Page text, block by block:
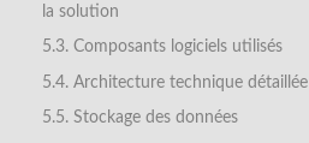
la solution
5.3. Composants logiciels utilisés
5.4. Architecture technique détaillée
5.5. Stockage des données